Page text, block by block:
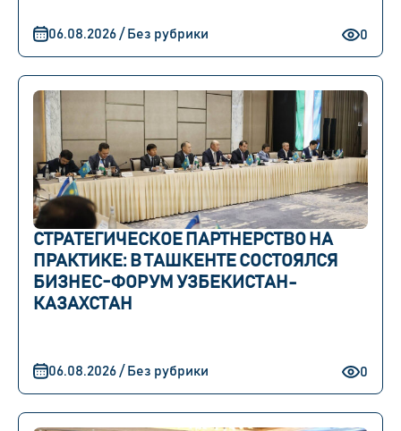
0
06.08.2026 / Без рубрики
СТРАТЕГИЧЕСКОЕ ПАРТНЕРСТВО НА
ПРАКТИКЕ: В ТАШКЕНТЕ СОСТОЯЛСЯ
БИЗНЕС-ФОРУМ УЗБЕКИСТАН-
КАЗАХСТАН
0
06.08.2026 / Без рубрики